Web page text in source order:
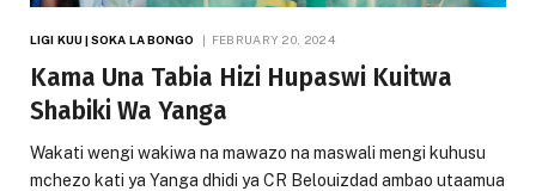
LIGI KUU | SOKA LA BONGO FEBRUARY 20, 2024
Kama Una Tabia Hizi Hupaswi Kuitwa
Shabiki Wa Yanga
Wakati wengi wakiwa na mawazo na maswali mengi kuhusu
mchezo kati ya Yanga dhidi ya CR Belouizdad ambao utaamua